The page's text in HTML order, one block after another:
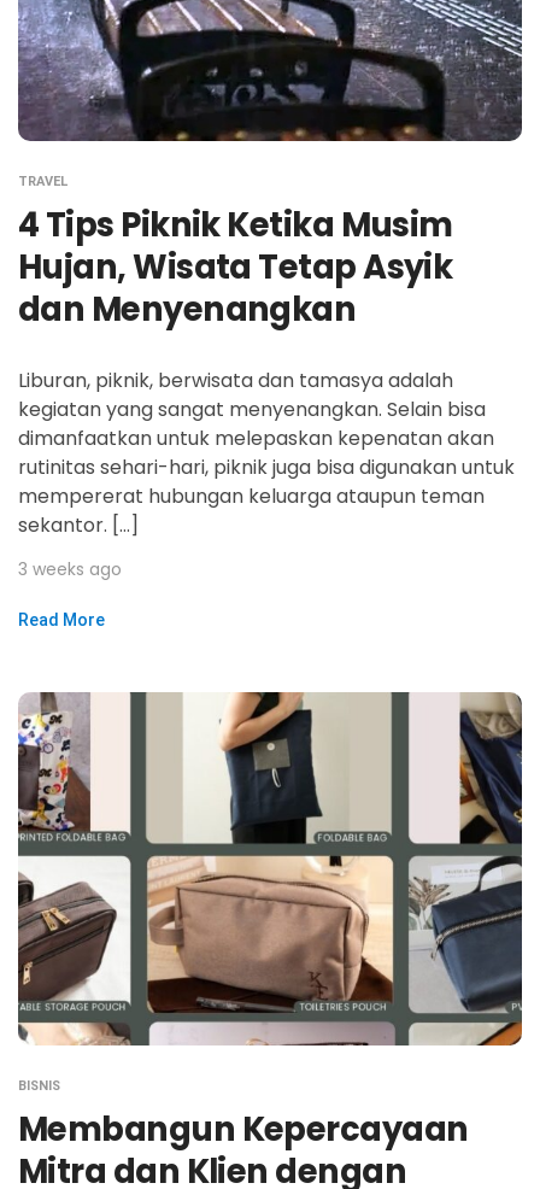
TRAVEL
4 Tips Piknik Ketika Musim
Hujan, Wisata Tetap Asyik
dan Menyenangkan
Liburan, piknik, berwisata dan tamasya adalah
kegiatan yang sangat menyenangkan. Selain bisa
dimanfaatkan untuk melepaskan kepenatan akan
rutinitas sehari-hari, piknik juga bisa digunakan untuk
mempererat hubungan keluarga ataupun teman
sekantor. […]
3 weeks ago
Read More
BISNIS
Membangun Kepercayaan
Mitra dan Klien dengan